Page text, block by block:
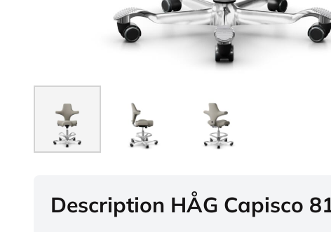
Description HÅG Capisco